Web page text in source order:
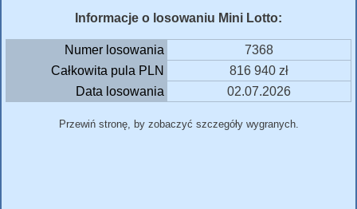
Informacje o losowaniu Mini Lotto:
Numer losowania
7368
Całkowita pula PLN
816 940 zł
Data losowania
02.07.2026
Przewiń stronę, by zobaczyć szczegóły wygranych.